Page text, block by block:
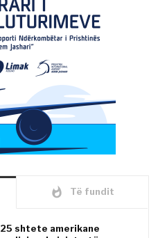
whatshot Të fundit
25 shtete amerikane